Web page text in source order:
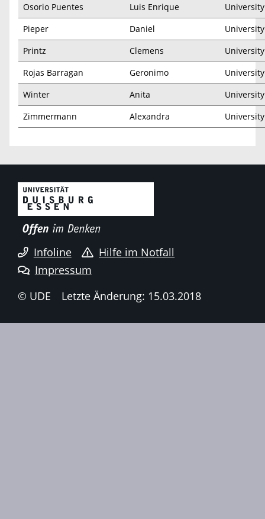
Osorio Puentes
Luis Enrique
Pieper
Daniel
Printz
Clemens
Rojas Barragan
Geronimo
Winter
Anita
Zimmermann
Alexandra
Infoline
Hilfe im Notfall
Impressum
© UDE
Letzte Änderung: 15.03.2018